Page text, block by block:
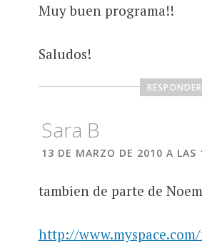
Muy buen programa!!
Saludos!
RESPONDER
Sara B
13 DE MARZO DE 2010 A LAS
tambien de parte de
http://